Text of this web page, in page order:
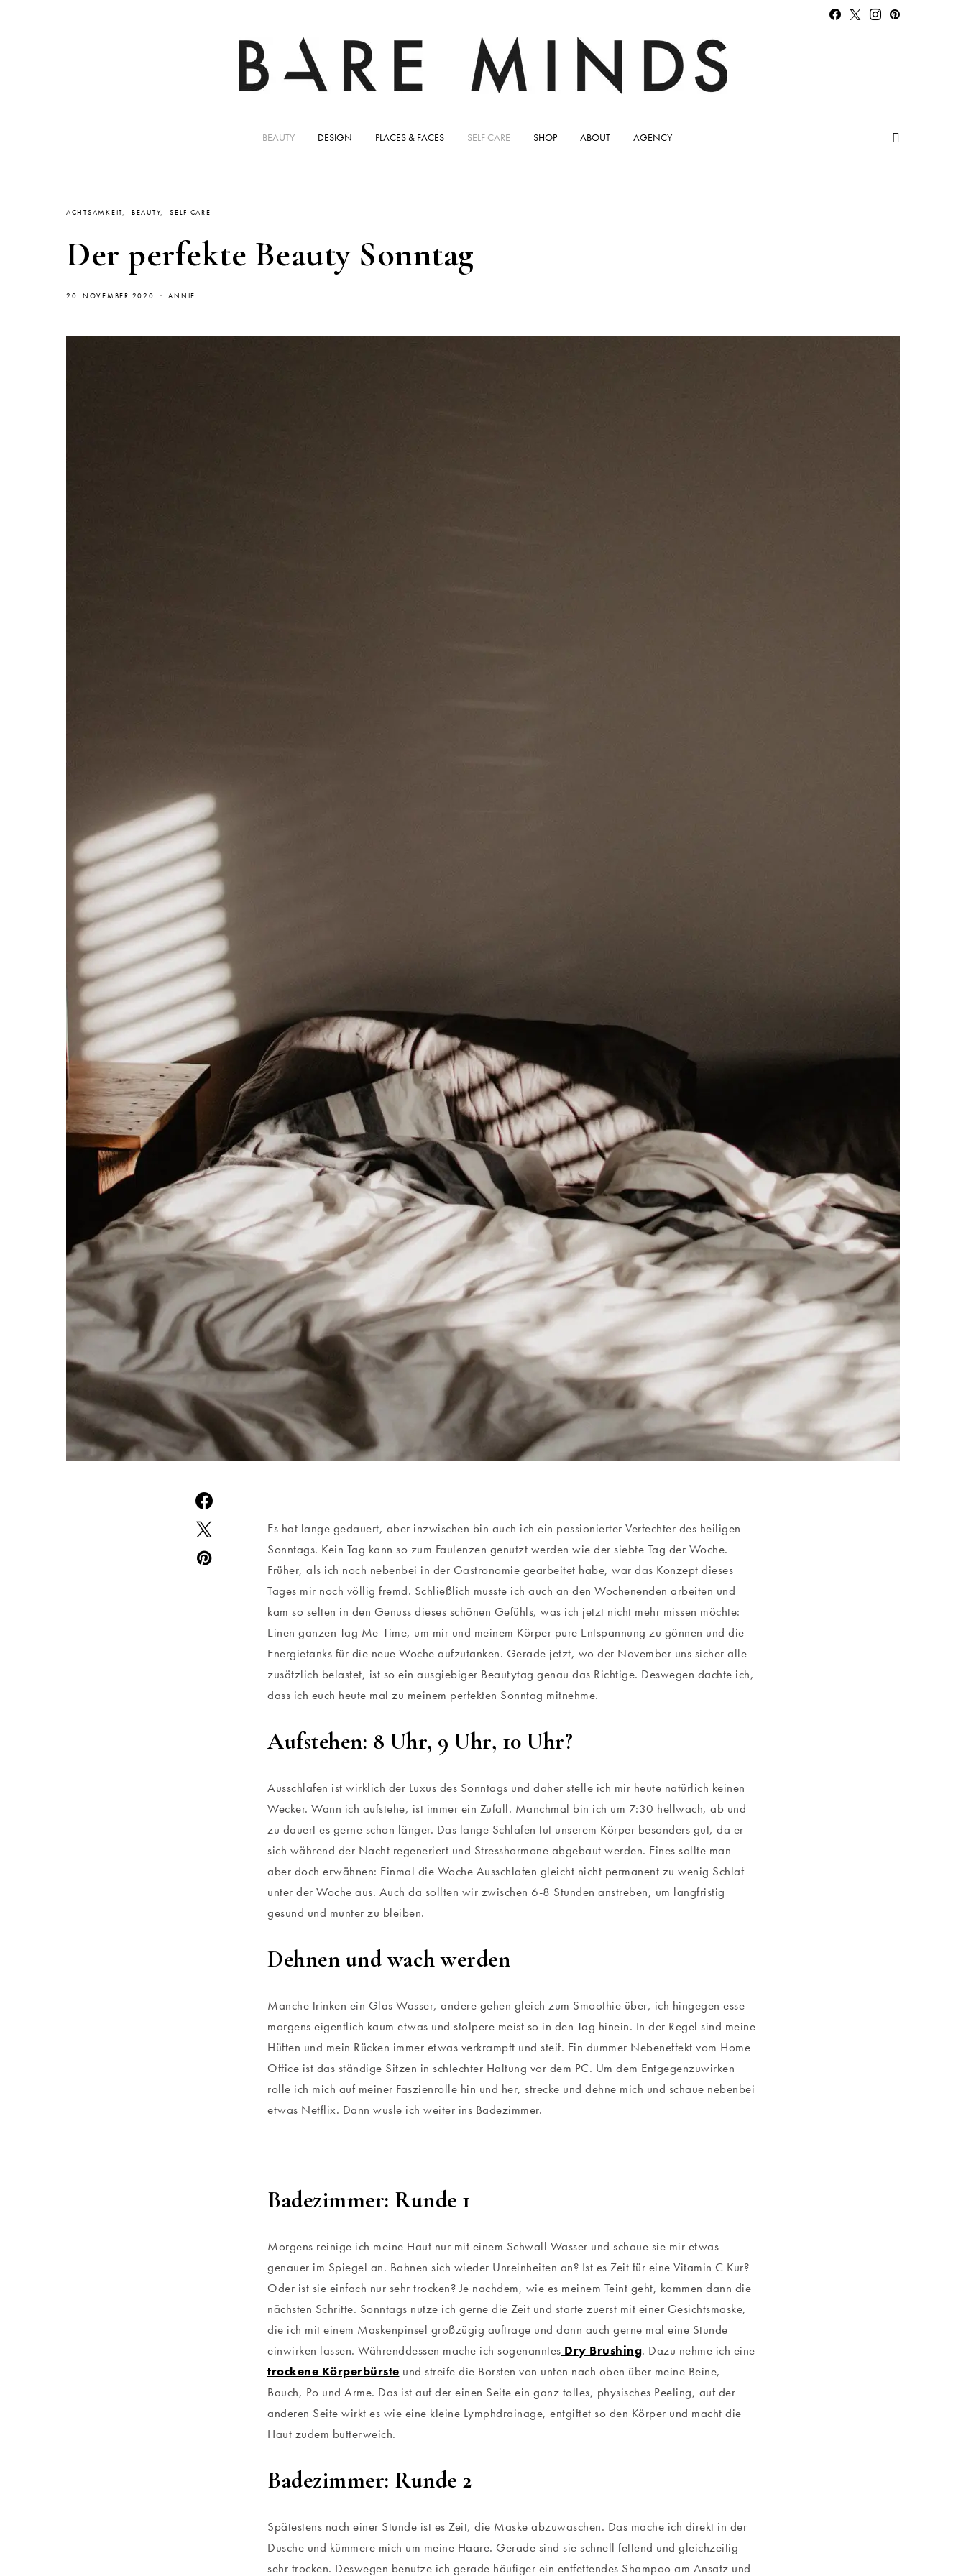
BEAUTY DESIGN PLACES & FACES SELF CARE SHOP ABOUT AGENCY
ACHTSAMKEIT BEAUTY SELF CARE
Der perfekte Beauty Sonntag
20. NOVEMBER 2020 ANNIE
Es hat lange gedauert, aber inzwischen bin auch ich ein passionierter Verfechter des heiligen
Sonntags. Kein Tag kann so zum Faulenzen genutzt werden wie der siebte Tag der Woche.
Früher, als ich noch nebenbei in der Gastronomie gearbeitet habe, war das Konzept dieses
Tages mir noch völlig fremd. Schließlich musste ich auch an den Wochenenden arbeiten und
kam so selten in den Genuss dieses schönen Gefühls, was ich jetzt nicht mehr missen möchte:
Einen ganzen Tag Me-Time, um mir und meinem Körper pure Entspannung zu gönnen und die
Energietanks für die neue Woche aufzutanken. Gerade jetzt, wo der November uns sicher alle
zusätzlich belastet, ist so ein ausgiebiger Beautytag genau das Richtige. Deswegen dachte ich,
dass ich euch heute mal zu meinem perfekten Sonntag mitnehme.
Aufstehen: 8 Uhr, 9 Uhr, 10 Uhr?
Ausschlafen ist wirklich der Luxus des Sonntags und daher stelle ich mir heute natürlich keinen
Wecker. Wann ich aufstehe, ist immer ein Zufall. Manchmal bin ich um 7:30 hellwach, ab und
zu dauert es gerne schon länger. Das lange Schlafen tut unserem Körper besonders gut, da er
sich während der Nacht regeneriert und Stresshormone abgebaut werden. Eines sollte man
aber doch erwähnen: Einmal die Woche Ausschlafen gleicht nicht permanent zu wenig Schlaf
unter der Woche aus. Auch da sollten wir zwischen 6-8 Stunden anstreben, um langfristig
gesund und munter zu bleiben.
Dehnen und wach werden
Manche trinken ein Glas Wasser, andere gehen gleich zum Smoothie über, ich hingegen esse
morgens eigentlich kaum etwas und stolpere meist so in den Tag hinein. In der Regel sind meine
Hüften und mein Rücken immer etwas verkrampft und steif. Ein dummer Nebeneffekt vom Home
Office ist das ständige Sitzen in schlechter Haltung vor dem PC. Um dem Entgegenzuwirken
rolle ich mich auf meiner Faszienrolle hin und her, strecke und dehne mich und schaue nebenbei
etwas Netflix. Dann wusle ich weiter ins Badezimmer.
Badezimmer: Runde 1
Morgens reinige ich meine Haut nur mit einem Schwall Wasser und schaue sie mir etwas
genauer im Spiegel an. Bahnen sich wieder Unreinheiten an? Ist es Zeit für eine Vitamin C Kur?
Oder ist sie einfach nur sehr trocken? Je nachdem, wie es meinem Teint geht, kommen dann die
nächsten Schritte. Sonntags nutze ich gerne die Zeit und starte zuerst mit einer Gesichtsmaske,
die ich mit einem Maskenpinsel großzügig auftrage und dann auch gerne mal eine Stunde
einwirken lassen. Währenddessen mache ich sogenanntes Dry Brushing. Dazu nehme ich eine
trockene Körperbürste und streife die Borsten von unten nach oben über meine Beine,
Bauch, Po und Arme. Das ist auf der einen Seite ein ganz tolles, physisches Peeling, auf der
anderen Seite wirkt es wie eine kleine Lymphdrainage, entgiftet so den Körper und macht die
Haut zudem butterweich.
Badezimmer: Runde 2
Spätestens nach einer Stunde ist es Zeit, die Maske abzuwaschen. Das mache ich direkt in der
Dusche und kümmere mich um meine Haare. Gerade sind sie schnell fettend und gleichzeitig
sehr trocken. Deswegen benutze ich gerade häufiger ein entfettendes Shampoo am Ansatz und